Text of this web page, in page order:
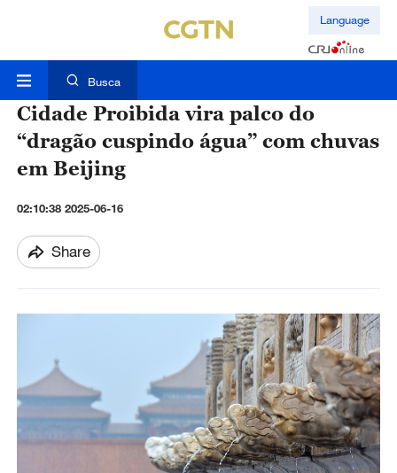
Language
Busca
Cidade Proibida vira palco do
“dragão cuspindo água” com chuvas
em Beijing
02:10:38 2025-06-16
Share